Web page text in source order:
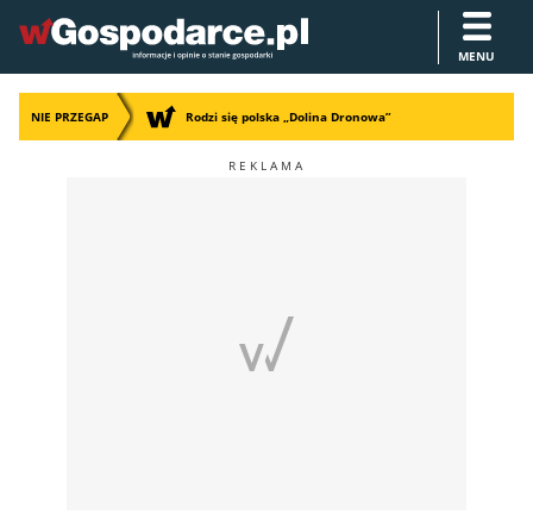
MENU
NIE PRZEGAP Rodzi się polska „Dolina Dronowa”